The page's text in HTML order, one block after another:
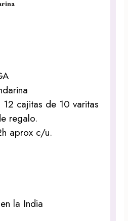
12 cajitas de 10 varitas
regalo.
aprox c/u.
la India